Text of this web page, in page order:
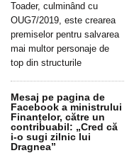
Toader, culminând cu
OUG7/2019, este crearea
premiselor pentru salvarea
mai multor personaje de
top din structurile
Mesaj pe pagina de
Facebook a ministrului
Finanțelor, către un
contribuabil: „Cred că
i-o sugi zilnic lui
Dragnea”